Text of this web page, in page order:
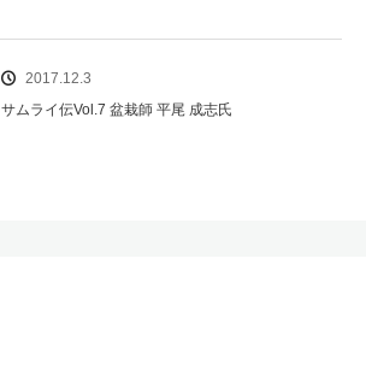
2017.12.3
サムライ伝Vol.7 盆栽師 平尾 成志氏